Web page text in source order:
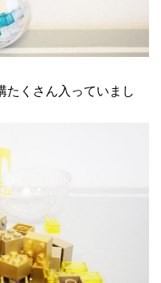
たくさん入っていまし